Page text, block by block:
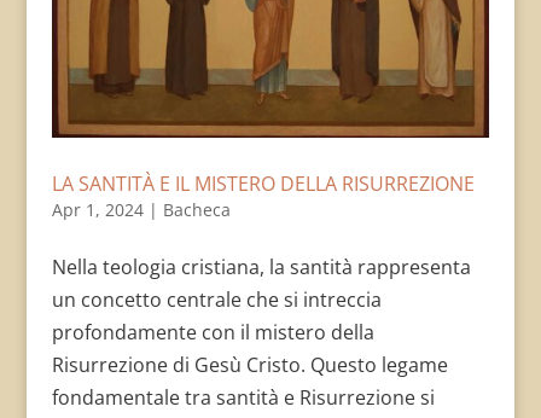
LA SANTITÀ E IL MISTERO DELLA RISURREZIONE
Apr 1, 2024| Bacheca
Nella teologia cristiana, la santità rappresenta
un concetto centrale che si intreccia
profondamente con il mistero della
Risurrezione di Gesù Cristo. Questo legame
fondamentale tra santità e Risurrezione si